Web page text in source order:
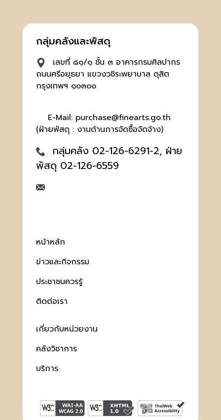
กลุ่มคลังและพัสดุ
เลขที่ ๘๑/๑ ชั้น ๓ อาคารกรมศิลปากร
ถนนศรีอยุธยา แขวงวชิระพยาบาล ดุสิต
กรุงเทพฯ ๑๐๓๐๐
E-Mail: purchase@finearts.go.th
(ฝ่ายพัสดุ : งานด้านการจัดซื้อจัดจ้าง)
กลุ่มคลัง 02-126-6291-2, ฝ่าย
พัสดุ 02-126-6559
หน้าหลัก
ข่าวและกิจกรรม
ประชาชนควรรู้
ติดต่อเรา
เกี่ยวกับหน่วยงาน
คลังวิชาการ
บริการ